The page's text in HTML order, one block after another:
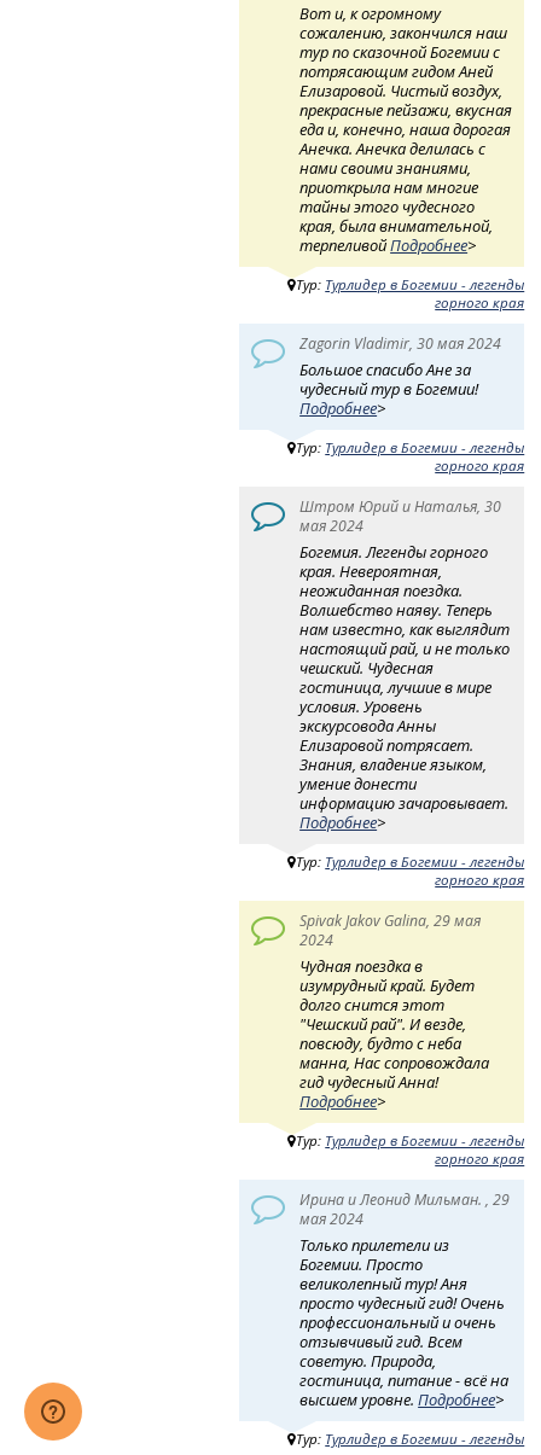
Вот и, к огромному
сожалению, закончился наш
тур по сказочной Богемии с
потрясающим гидом Аней
Елизаровой. Чистый воздух,
прекрасные пейзажи, вкусная
еда и, конечно, наша дорогая
Анечка. Анечка делилась с
нами своими знаниями,
приоткрыла нам многие
тайны этого чудесного
края, была внимательной,
терпеливойПодробнее>
Тур: Турлидер в Богемии - легенды
горного края
Zagorin Vladimir, 30 мая 2024
Большое спасибо Ане за
чудесный тур в Богемии!
Подробнее>
Тур: Турлидер в Богемии - легенды
горного края
Штром Юрий и Наталья, 30
мая 2024
Богемия. Легенды горного
края. Невероятная,
неожиданная поездка.
Волшебство наяву. Теперь
нам известно, как выглядит
настоящий рай, и не только
чешский. Чудесная
гостиница, лучшие в мире
условия. Уровень
экскурсовода Анны
Елизаровой потрясает.
Знания, владение языком,
умение донести
информацию зачаровывает.
Подробнее>
Тур: Турлидер в Богемии - легенды
горного края
Spivak Jakov Galina, 29 мая
2024
Чудная поездка в
изумрудный край. Будет
долго снится этот
"Чешский рай". И везде,
повсюду, будто с неба
манна, Нас сопровождала
гид чудесный Анна!
Подробнее>
Тур: Турлидер в Богемии - легенды
горного края
Ирина и Леонид Мильман. , 29
мая 2024
Только прилетели из
Богемии. Просто
великолепный тур! Аня
просто чудесный гид! Очень
профессиональный и очень
отзывчивый гид. Всем
советую. Природа,
гостиница, питание - всё на
высшем уровне.Подробнее>
Тур: Турлидер в Богемии - легенды